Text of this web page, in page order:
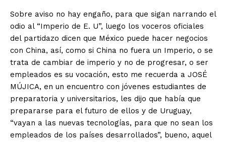
Sobre aviso no hay engaño, para que sigan narrando el
odio al “Imperio de E. U”, luego los voceros oficiales
del partidazo dicen que México puede hacer negocios
con China, así, como si China no fuera un Imperio, o se
trata de cambiar de imperio y no de progresar, o ser
empleados es su vocación, esto me recuerda a JOSÉ
MÚJICA, en un encuentro con jóvenes estudiantes de
preparatoria y universitarios, les dijo que había que
prepararse para el futuro de ellos y de Uruguay,
“vayan a las nuevas tecnologías, para que no sean los
empleados de los países desarrollados”, bueno, aquel